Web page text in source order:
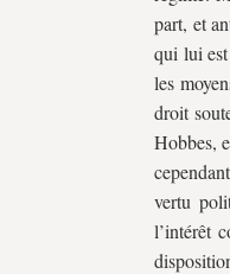
part, et
qui lui
les
droit
Hobbes,
vertu
l’intérêt